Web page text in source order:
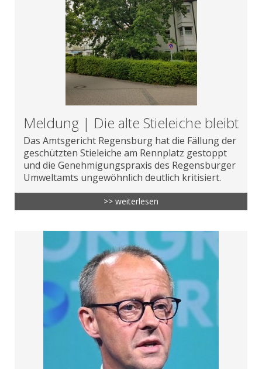
Meldung | Die alte Stieleiche bleibt
Das Amtsgericht Regensburg hat die Fällung der
geschützten Stieleiche am Rennplatz gestoppt
und die Genehmigungspraxis des Regensburger
Umweltamts ungewöhnlich deutlich kritisiert.
>> weiterlesen